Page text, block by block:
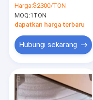
2B BA Stainless Steel
202 Lembar
Harga:$2300/TON
MOQ:1TON
dapatkan harga terbaru
Hubungi sekarang